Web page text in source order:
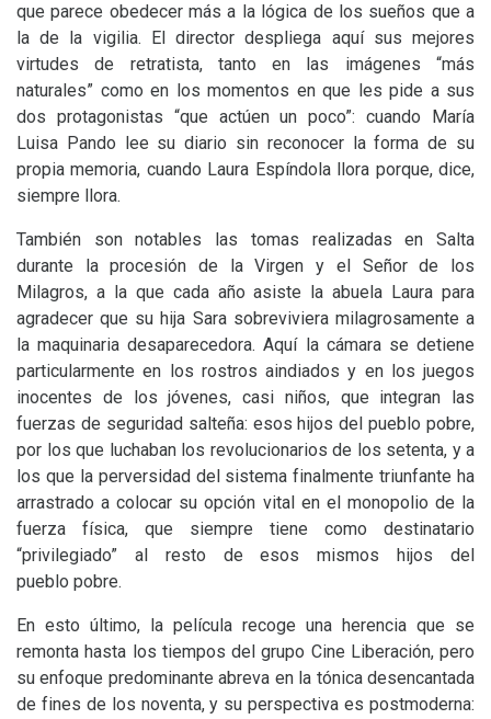
que parece obedecer más a la lógica de los sueños que a
la de la vigilia. El director despliega aquí sus mejores
virtudes de retratista, tanto en las imágenes “más
naturales” como en los momentos en que les pide a sus
dos protagonistas “que actúen un poco”: cuando María
Luisa Pando lee su diario sin reconocer la forma de su
propia memoria, cuando Laura Espíndola llora porque, dice,
siempre llora.
También son notables las tomas realizadas en Salta
durante la procesión de la Virgen y el Señor de los
Milagros, a la que cada año asiste la abuela Laura para
agradecer que su hija Sara sobreviviera milagrosamente a
la maquinaria desaparecedora. Aquí la cámara se detiene
particularmente en los rostros aindiados y en los juegos
inocentes de los jóvenes, casi niños, que integran las
fuerzas de seguridad salteña: esos hijos del pueblo pobre,
por los que luchaban los revolucionarios de los setenta, y a
los que la perversidad del sistema finalmente triunfante ha
arrastrado a colocar su opción vital en el monopolio de la
fuerza física, que siempre tiene como destinatario
“privilegiado” al resto de esos mismos hijos del
pueblo pobre.
En esto último, la película recoge una herencia que se
remonta hasta los tiempos del grupo Cine Liberación, pero
su enfoque predominante abreva en la tónica desencantada
de fines de los noventa, y su perspectiva es postmoderna: